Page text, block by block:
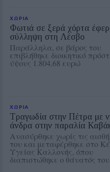
ΧΩΡΙΑ
Φωτιά σε ξερά χόρτα
σύλληψη στη Λέσβο
Παράλληλα, σε βάρος του
επιβλήθηκε διοικητικό
ύψους 1.804,68 ευρώ
ΧΩΡΙΑ
Τραγωδία στην Πέτρα με
άνδρα στην παραλία
Ανασύρθηκε χωρίς τις
του και μεταφέρθηκε στο
Υγείας Καλλονής, όπου
διαπιστώθηκε ο θάνατός του